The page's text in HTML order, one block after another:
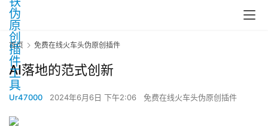
首页 免费在线火车头伪原创插件
AI落地的范式创新
Ur47000 2024年6月6日 下午2:06 免费在线火车头伪原创插件